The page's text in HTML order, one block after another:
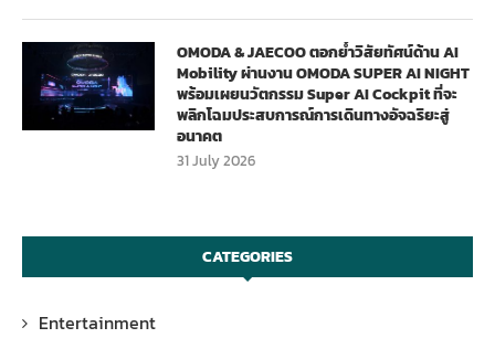
OMODA & JAECOO ตอกย้ำวิสัยทัศน์ด้าน AI
Mobility ผ่านงาน OMODA SUPER AI NIGHT
พร้อมเผยนวัตกรรม Super AI Cockpit ที่จะ
พลิกโฉมประสบการณ์การเดินทางอัจฉริยะสู่
อนาคต
31 July 2026
CATEGORIES
Entertainment